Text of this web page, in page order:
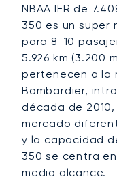
NBAA IFR de
350 es un super
para 8-10
5.926 km (3.200
pertenecen a la
Bombardier,
década de
mercado
y la capacidad
350 se centra
medio alcance.